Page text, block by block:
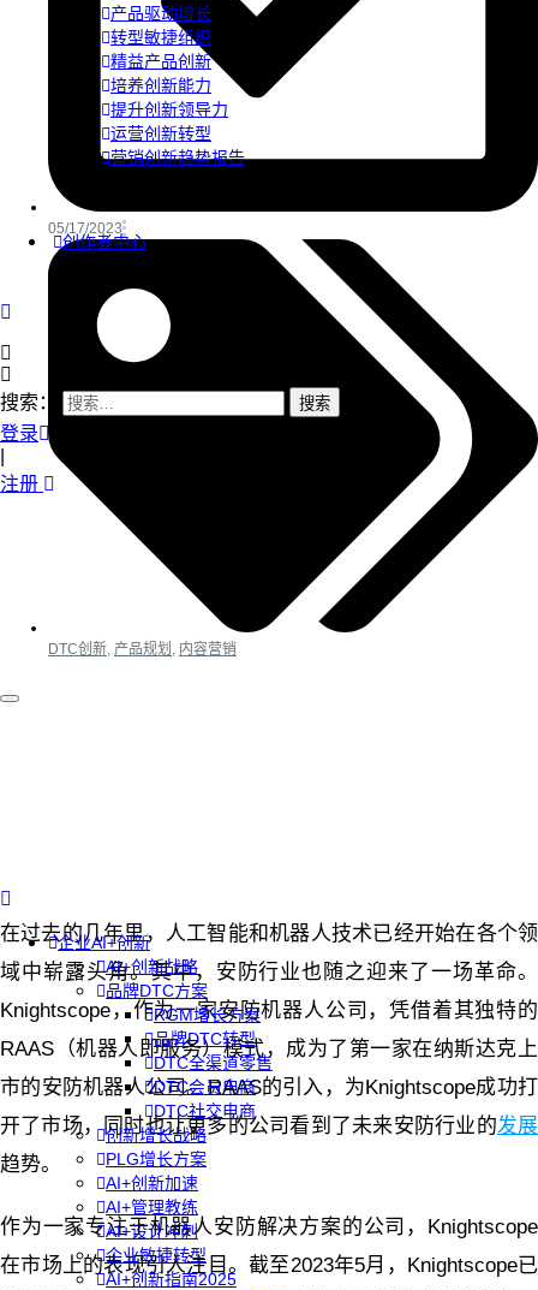
产品驱动增长
转型敏捷组织
精益产品创新
培养创新能力
提升创新领导力
运营创新转型
营销创新趋势报告
创作者中心
搜索：
登录
注册
企业AI+创新
AI+创新战略
品牌DTC方案
RGM增长方案
品牌DTC转型
DTC全渠道零售
DTC会员电商
DTC社交电商
创新增长战略
PLG增长方案
AI+创新加速
AI+管理教练
AI+设计冲刺
企业敏捷转型
AI+创新指南2025
05/17/2023
DTC创新 产品规划 内容营销
在过去的几年里，人工智能和机器人技术已经开始在各个领
域中崭露头角。其中，安防行业也随之迎来了一场革命。
Knightscope，作为一家安防机器人公司，凭借着其独特的
RAAS（机器人即服务）模式，成为了第一家在纳斯达克上
市的安防机器人公司。RAAS的引入，为Knightscope成功打
开了市场，同时也让更多的公司看到了未来安防行业的发展
趋势。
作为一家专注于机器人安防解决方案的公司，Knightscope
在市场上的表现引人注目。截至2023年5月，Knightscope已